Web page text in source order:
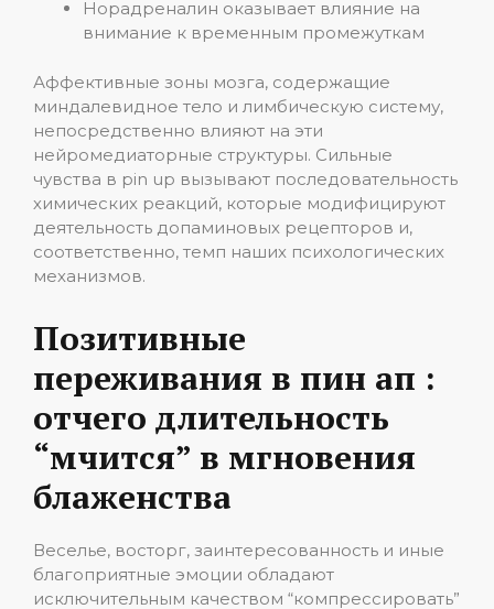
Норадреналин оказывает влияние на
внимание к временным промежуткам
Аффективные зоны мозга, содержащие
миндалевидное тело и лимбическую систему,
непосредственно влияют на эти
нейромедиаторные структуры. Сильные
чувства в pin up вызывают последовательность
химических реакций, которые модифицируют
деятельность допаминовых рецепторов и,
соответственно, темп наших психологических
механизмов.
Позитивные
переживания в пин ап :
отчего длительность
“мчится” в мгновения
блаженства
Веселье, восторг, заинтересованность и иные
благоприятные эмоции обладают
исключительным качеством “компрессировать”